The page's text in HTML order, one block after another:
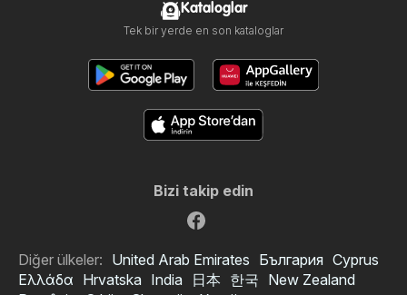
Kataloglar
Tek bir yerde en son kataloglar
Bizi takip edin
Diğer ülkeler: United Arab Emirates България Cyprus
Ελλάδα Hrvatska India 日本 한국 New Zealand